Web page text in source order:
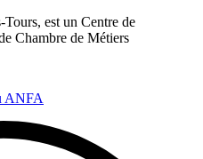
est un Centre de
Chambre de Métiers